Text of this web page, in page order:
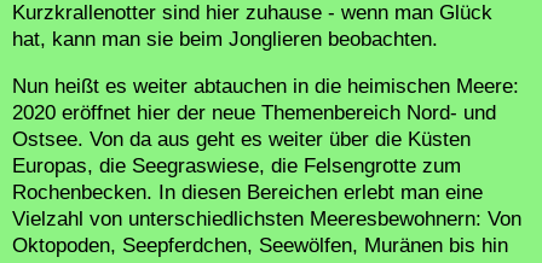
Kurzkrallenotter sind hier zuhause - wenn man Glück
hat, kann man sie beim Jonglieren beobachten.
Nun heißt es weiter abtauchen in die heimischen Meere:
2020 eröffnet hier der neue Themenbereich Nord- und
Ostsee. Von da aus geht es weiter über die Küsten
Europas, die Seegraswiese, die Felsengrotte zum
Rochenbecken. In diesen Bereichen erlebt man eine
Vielzahl von unterschiedlichsten Meeresbewohnern: Von
Oktopoden, Seepferdchen, Seewölfen, Muränen bis hin